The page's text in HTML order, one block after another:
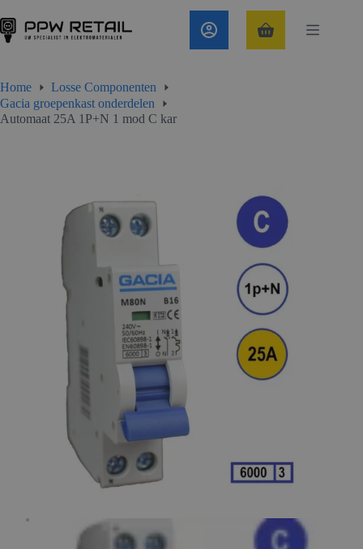
naar
de
Winkelwagen
Home
Losse Componenten
Gacia groepenkast onderdelen
Automaat 25A 1P+N 1 mod C kar